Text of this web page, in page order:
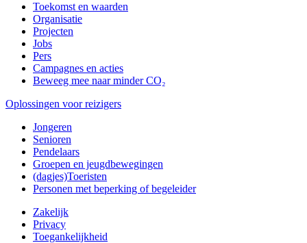
Toekomst en waarden
Organisatie
Projecten
Jobs
Pers
Campagnes en acties
Beweeg mee naar minder CO₂
Oplossingen voor reizigers
Jongeren
Senioren
Pendelaars
Groepen en jeugdbewegingen
(dagjes)Toeristen
Personen met beperking of begeleider
Zakelijk
Privacy
Toegankelijkheid